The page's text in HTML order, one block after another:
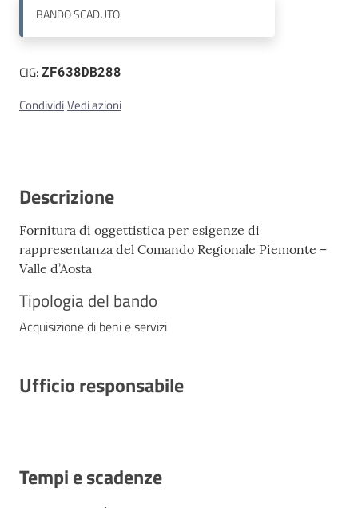
BANDOSCADUTO
CIG:ZF638DB288
CondividiVedi azioni
Descrizione
Fornitura di oggettistica per esigenze di
rappresentanza del Comando Regionale Piemonte –
Valle d’Aosta
Tipologia del bando
Acquisizione di beni e servizi
Ufficio responsabile
Tempi e scadenze